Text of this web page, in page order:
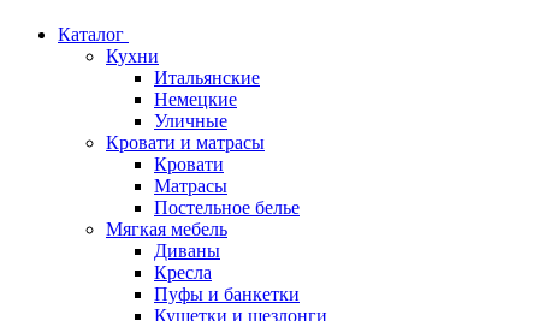
Каталог
Кухни
Итальянские
Немецкие
Уличные
Кровати и матрасы
Кровати
Матрасы
Постельное белье
Мягкая мебель
Диваны
Кресла
Пуфы и банкетки
Кушетки и шезлонги